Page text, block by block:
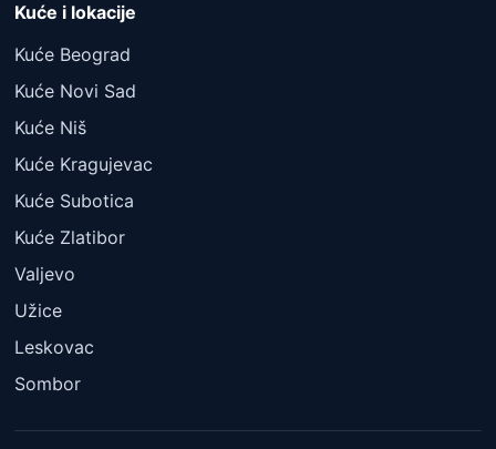
Kuće i lokacije
Kuće Beograd
Kuće Novi Sad
Kuće Niš
Kuće Kragujevac
Kuće Subotica
Kuće Zlatibor
Valjevo
Užice
Leskovac
Sombor